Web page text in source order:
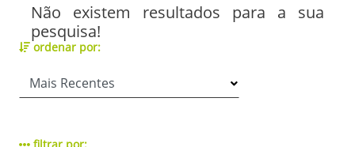
Não existem resultados para a sua
pesquisa!
ordenar por: